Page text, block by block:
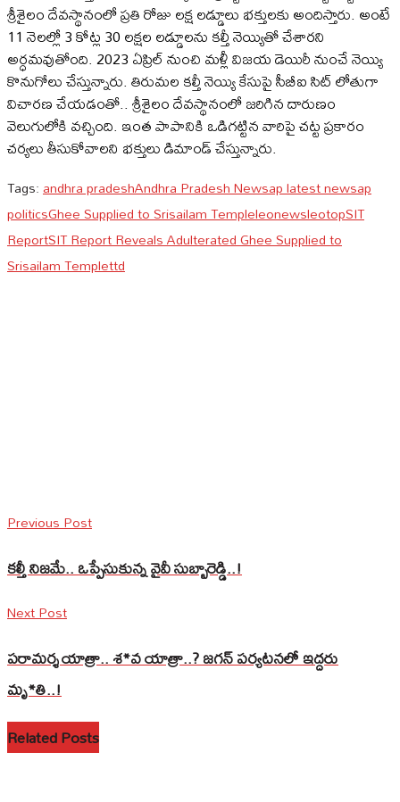
శ్రీశైలం దేవస్థానంలో ప్రతి రోజు లక్ష లడ్డూలు భక్తులకు అందిస్తారు. అంటే
11 నెలల్లో 3 కోట్ల 30 లక్షల లడ్డూలను కల్తీ నెయ్యితో చేశారని
అర్ధమవుతోంది. 2023 ఏప్రిల్‌ నుంచి మళ్లీ విజయ డెయిరీ నుంచే నెయ్యి
కొనుగోలు చేస్తున్నారు. తిరుమల కల్తీ నెయ్యి కేసుపై సీబీఐ సిట్‌ లోతుగా
విచారణ చేయడంతో.. శ్రీశైలం దేవస్థానంలో జరిగిన దారుణం
వెలుగులోకి వచ్చింది. ఇంత పాపానికి ఒడిగట్టిన వారిపై చట్ట ప్రకారం
చర్యలు తీసుకోవాలని భక్తులు డిమాండ్‌ చేస్తున్నారు.
Tags:andhra pradeshAndhra Pradesh Newsap latest newsap
politicsGhee Supplied to Srisailam TempleleonewsleotopSIT
ReportSIT Report Reveals Adulterated Ghee Supplied to
Srisailam Templettd
Previous Post
కల్తీ నిజమే.. ఒప్పేసుకున్న వైవీ సుబ్బారెడ్డి..!
Next Post
పరామర్శ యాత్రా.. శ*వ యాత్రా..? జగన్‌ పర్యటనలో ఇద్దరు
మృ*తి..!
Related Posts